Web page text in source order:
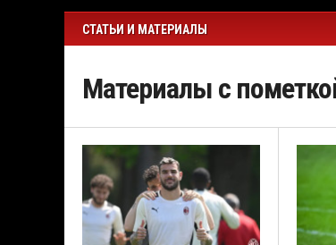
СТАТЬИ И МАТЕРИАЛЫ
Материалы с